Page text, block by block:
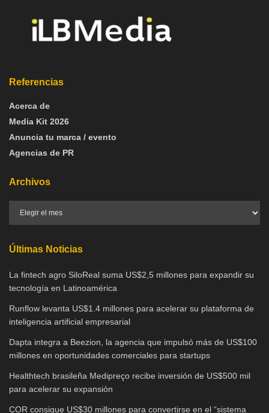
Referencias
Acerca de
Media Kit 2026
Anuncia tu marca / evento
Agencias de PR
Archivos
Últimas Noticias
La fintech agro SiloReal suma US$2,5 millones para expandir su
tecnología en Latinoamérica
Runflow levanta US$1.4 millones para acelerar su plataforma de
inteligencia artificial empresarial
Dapta integra a Beezion, la agencia que impulsó más de US$100
millones en oportunidades comerciales para startups
Healthtech brasileña Medipreço recibe inversión de US$500 mil
para acelerar su expansión
COR consigue US$30 millones para convertirse en el “sistema